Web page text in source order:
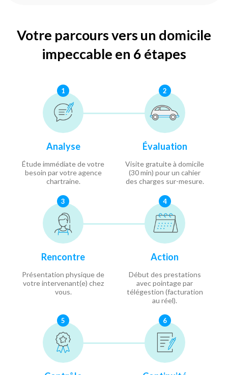
Votre parcours vers un domicile
impeccable en 6 étapes
1
Analyse
Étude immédiate de votre
besoin par votre agence
chartraine.
2
Évaluation
Visite gratuite à domicile
(30 min) pour un cahier
des charges sur-mesure.
3
Rencontre
Présentation physique de
votre intervenant(e) chez
vous.
4
Action
Début des prestations
avec pointage par
télégestion (facturation
au réel).
5 6